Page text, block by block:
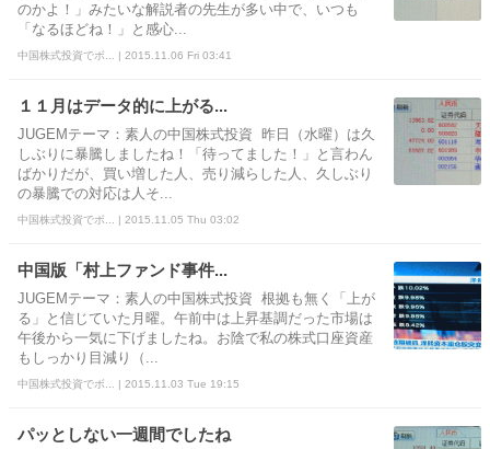
のかよ！」みたいな解説者の先生が多い中で、いつも
「なるほどね！」と感心...
中国株式投資でボ... | 2015.11.06 Fri 03:41
１１月はデータ的に上がる...
JUGEMテーマ：素人の中国株式投資 昨日（水曜）は久
しぶりに暴騰しましたね！「待ってました！」と言わん
ばかりだが、買い増した人、売り減らした人、久しぶり
の暴騰での対応は人そ...
中国株式投資でボ... | 2015.11.05 Thu 03:02
中国版「村上ファンド事件...
JUGEMテーマ：素人の中国株式投資 根拠も無く「上が
る」と信じていた月曜。午前中は上昇基調だった市場は
午後から一気に下げましたね。お陰で私の株式口座資産
もしっかり目減り（...
中国株式投資でボ... | 2015.11.03 Tue 19:15
パッとしない一週間でしたね